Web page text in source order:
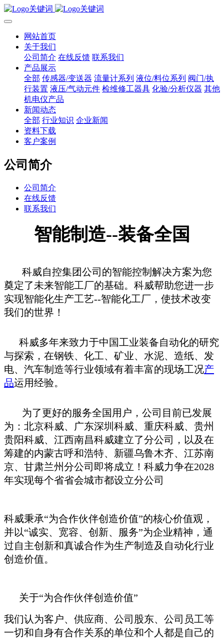
网站首页
关于我们
公司简介 在线反馈 联系我们
产品展示
全部 传感器/变送器 流量计系列 液位/料位系列 阀门/执
行装置 液压/气动元件 检维修工器具 化验/分析仪器 其他
机电仪产品
新闻动态
全部 行业知识 企业新闻
资料下载
客户案例
公司简介
公司简介
在线反馈
联系我们
智能制造--装备全国
科威自控集团公司的智能控制解决方案为您
奠定了未来智能工厂的基础。科威帮助您进一步
实现智能化生产工艺--智能化工厂，使技术改变
我们的世界！
科威多年来致力于中国工业装备自动化的研究
与探索，在钢铁、化工、矿业、水泥、造纸、发
电、汽车制造等行业领域有着丰富的现场工况产
品运用经验。
为了更好的服务全国用户，公司目前已发展
为：北京科威、广东深圳科威、重庆科威、贵州
贵阳科威、江西南昌科威建立了分公司，以及在
筹建的内蒙古呼和浩特、新疆乌鲁木齐、江苏南
京、甘肃兰州分公司即将成立！科威力争在2028
年实现每个省省会城市都设立分公司
科威秉承“为合作伙伴创造价值”的核心价值观，
并以“诚实、宽容、创新、服务”为企业精神，通
过自主创新和真诚合作为生产制造及自动化行业
创造价值。
关于“为合作伙伴创造价值”
我们认为客户、供应商、公司股东、公司员工等
一切和自身有合作关系的单位和个人都是自己的